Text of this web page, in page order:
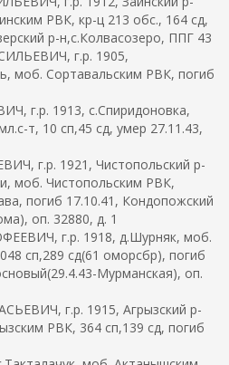
РВК, кр-ц 213 обс., 164 сд,
р-н,с.Колвасозеро, ППГ 43
г.р. 1905,
моб. Сортавальским РВК, погиб
г.р. 1913, с.Спиридоновка,
т, 10 сп,45 сд, умер 27.11.43,
г.р. 1921, Чистопольский р-
моб. Чистопольским РВК,
погиб 17.10.41, Кондопожский
оп. 32880, д. 1
г.р. 1918, д.Шурняк, моб.
сп,289 сд(61 оморсбр), погиб
Мурманская), оп.
г.р. 1915, Агрызский р-
РВК, 364 сп,139 сд, погиб